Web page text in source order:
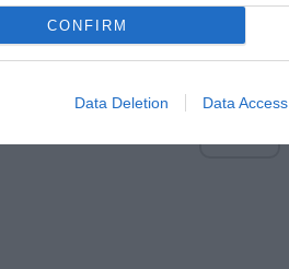
CONFIRM
Data Deletion Data Access
ad